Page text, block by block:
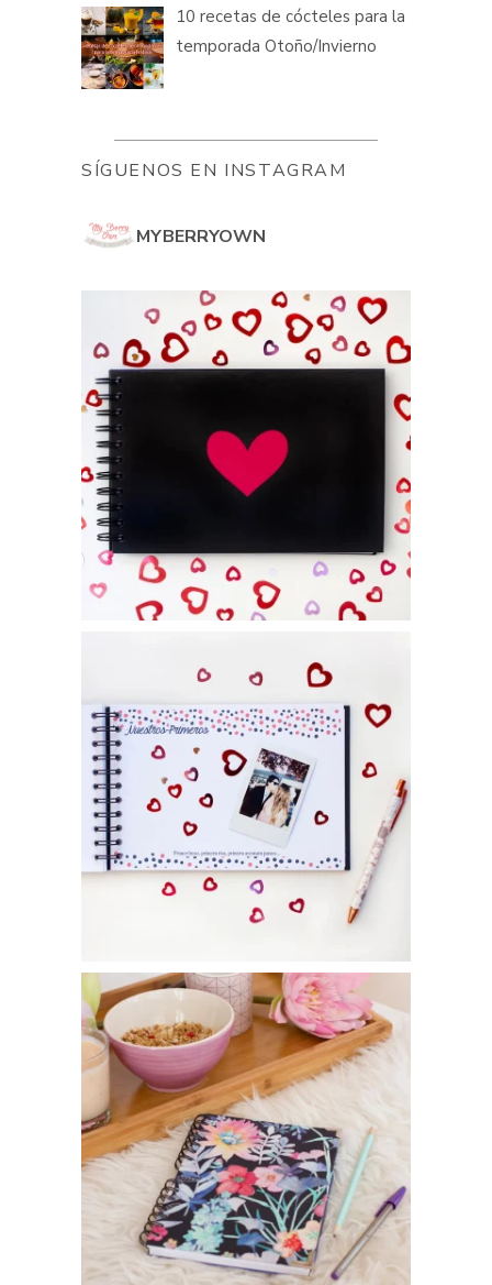
10 recetas de cócteles para la
temporada Otoño/Invierno
SÍGUENOS EN INSTAGRAM
MYBERRYOWN